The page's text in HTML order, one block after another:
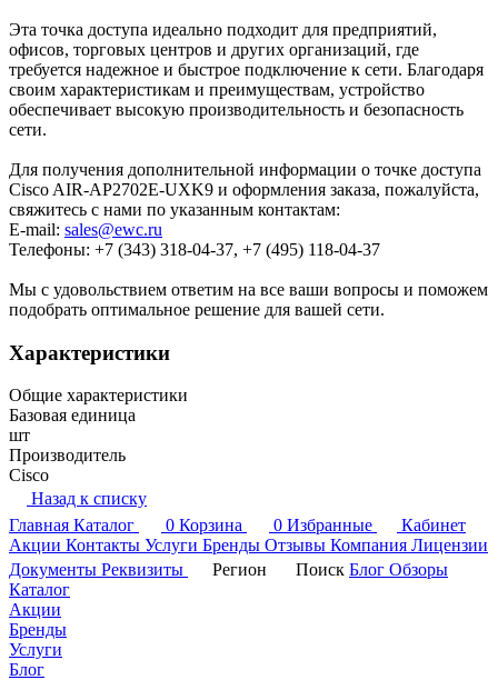
Эта точка доступа идеально подходит для предприятий,
офисов, торговых центров и других организаций, где
требуется надежное и быстрое подключение к сети. Благодаря
своим характеристикам и преимуществам, устройство
обеспечивает высокую производительность и безопасность
сети.
Для получения дополнительной информации о точке доступа
Cisco AIR-AP2702E-UXK9 и оформления заказа, пожалуйста,
свяжитесь с нами по указанным контактам:
E-mail: sales@ewc.ru
Телефоны: +7 (343) 318-04-37, +7 (495) 118-04-37
Мы с удовольствием ответим на все ваши вопросы и поможем
подобрать оптимальное решение для вашей сети.
Характеристики
Общие характеристики
Базовая единица
шт
Производитель
Cisco
Назад к списку
Главная Каталог 0 Корзина 0 Избранные
Кабинет
Акции Контакты Услуги Бренды Отзывы Компания Лицензии
Документы Реквизиты Регион Поиск Блог Обзоры
Каталог
Акции
Бренды
Услуги
Блог